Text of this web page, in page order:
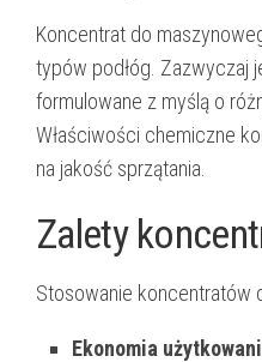
Koncentrat do
typów podłóg. Zazwyczaj
formulowane z myślą o
Właściwości chemiczne
na jakość sprzątania.
Zalety
Stosowanie koncentratów
Ekonomia